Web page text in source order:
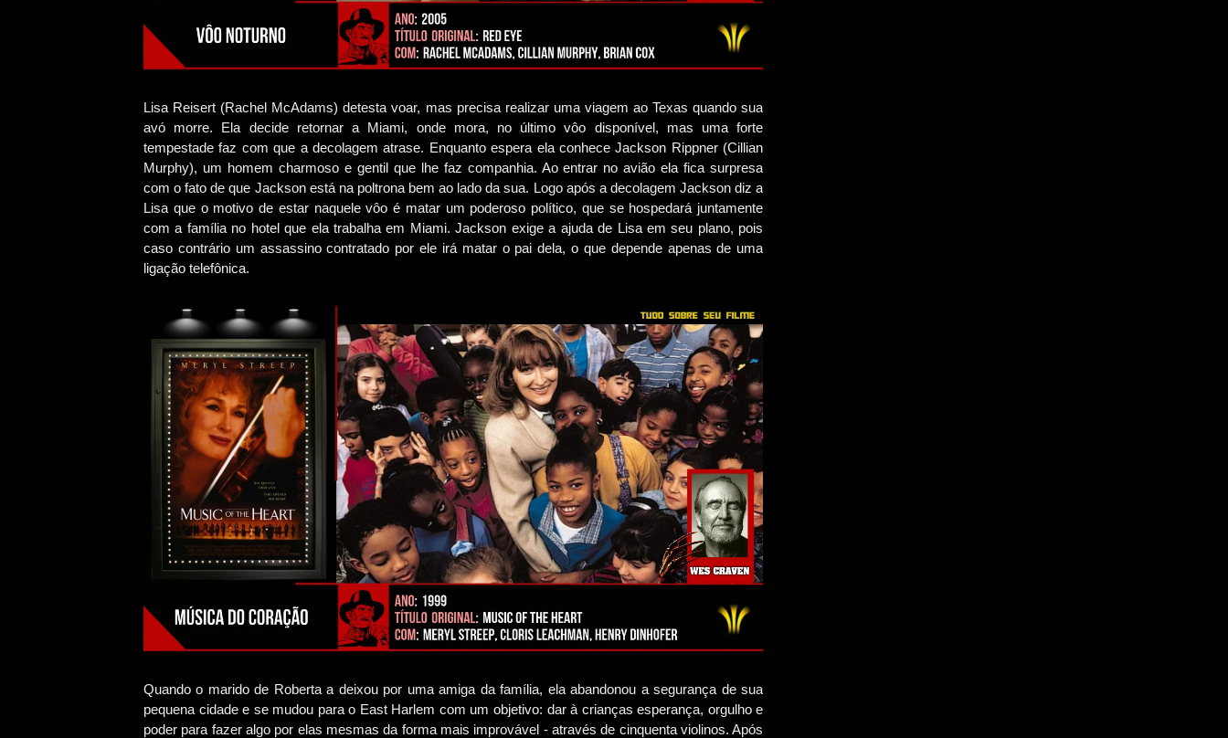
Lisa Reisert (Rachel McAdams) detesta voar, mas precisa realizar uma viagem ao Texas quando sua
avó morre. Ela decide retornar a Miami, onde mora, no último vôo disponível, mas uma forte
tempestade faz com que a decolagem atrase. Enquanto espera ela conhece Jackson Rippner (Cillian
Murphy), um homem charmoso e gentil que lhe faz companhia. Ao entrar no avião ela fica surpresa
com o fato de que Jackson está na poltrona bem ao lado da sua. Logo após a decolagem Jackson diz a
Lisa que o motivo de estar naquele vôo é matar um poderoso político, que se hospedará juntamente
com a família no hotel que ela trabalha em Miami. Jackson exige a ajuda de Lisa em seu plano, pois
caso contrário um assassino contratado por ele irá matar o pai dela, o que depende apenas de uma
ligação telefônica.
Quando o marido de Roberta a deixou por uma amiga da família, ela abandonou a segurança de sua
pequena cidade e se mudou para o East Harlem com um objetivo: dar à crianças esperança, orgulho e
poder para fazer algo por elas mesmas da forma mais improvável - através de cinquenta violinos. Após